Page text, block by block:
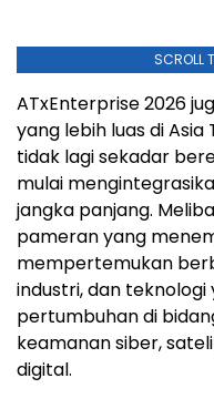
SCROLL
ATxEnterprise 2026
yang lebih luas di Asia
tidak lagi sekadar
mulai
jangka panjang.
pameran yang
mempertemukan
industri, dan
pertumbuhan di
keamanan siber,
digital.